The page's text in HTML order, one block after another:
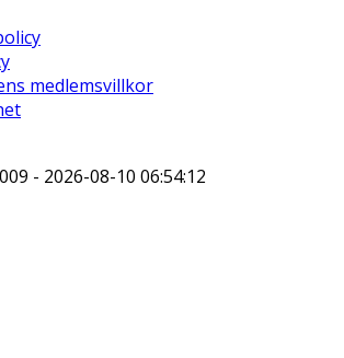
medlemsvillkor
- 2026-08-10 06:54:12